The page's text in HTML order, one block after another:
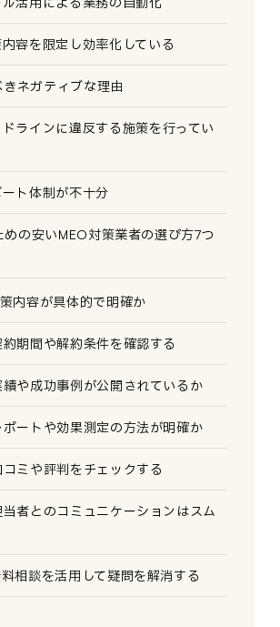
容を限定し効率化している
きネガティブな理由
ラインに違反する施策を行ってい
ート体制が不十分
めの安いMEO対策業者の選び方7つ
内容が具体的で明確か
期間や解約条件を確認する
績や成功事例が公開されているか
ポートや効果測定の方法が明確か
ミや評判をチェックする
者とのコミュニケーションはスム
相談を活用して疑問を解消する